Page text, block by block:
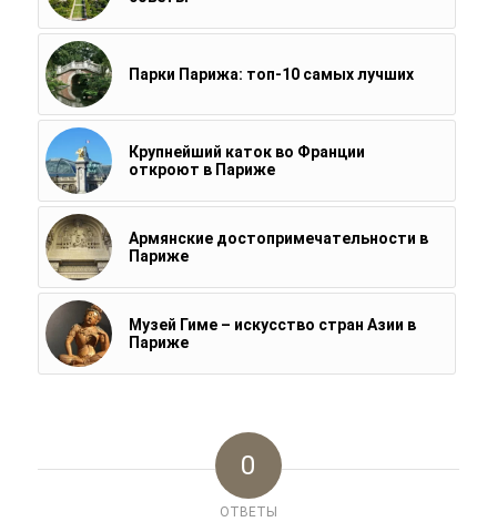
Парки Парижа: топ-10 самых лучших
Крупнейший каток во Франции
откроют в Париже
Армянские достопримечательности в
Париже
Музей Гиме – искусство стран Азии в
Париже
0
ОТВЕТЫ